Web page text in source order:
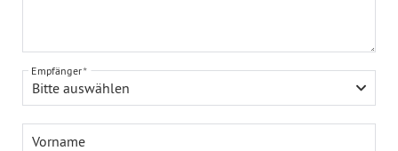
Bitte auswählen
Empfänger
Vorname